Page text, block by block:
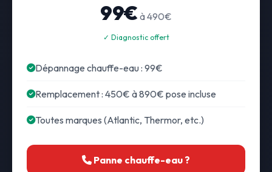
99€ à 490€
✓ Diagnostic offert
Dépannage chauffe-eau : 99€
Remplacement : 450€ à 890€ pose incluse
Toutes marques (Atlantic, Thermor, etc.)
Panne chauffe-eau ?